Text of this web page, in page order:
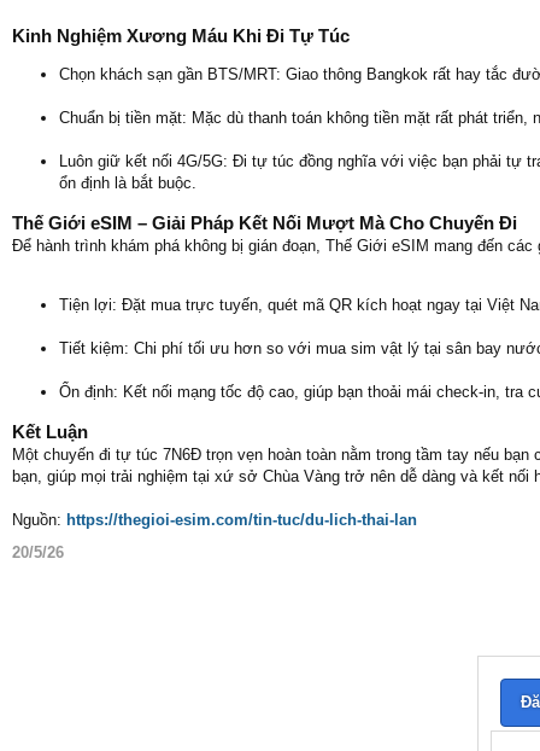
Kinh Nghiệm Xương Máu Khi Đi Tự Túc
Chọn khách sạn gần BTS/MRT: Giao thông Bangkok rất hay tắc
Chuẩn bị tiền mặt: Mặc dù thanh toán không tiền mặt rất phát
Luôn giữ kết nối 4G/5G: Đi tự túc đồng nghĩa với việc bạn phải tự
ổn định là bắt buộc.
Thế Giới eSIM – Giải Pháp Kết Nối Mượt Mà Cho Chuyến Đi
Để hành trình khám phá không bị gián đoạn, Thế Giới eSIM mang đến
Tiện lợi: Đặt mua trực tuyến, quét mã QR kích hoạt ngay tại Việt
Tiết kiệm: Chi phí tối ưu hơn so với mua sim vật lý tại sân bay
Ổn định: Kết nối mạng tốc độ cao, giúp bạn thoải mái check-in, tra
Kết Luận
Một chuyến đi tự túc 7N6Đ trọn vẹn hoàn toàn nằm trong tầm tay nếu
bạn, giúp mọi trải nghiệm tại xứ sở Chùa Vàng trở nên dễ dàng và kết nối
Nguồn: https://thegioi-esim.com/tin-tuc/du-lich-thai-lan
20/5/26